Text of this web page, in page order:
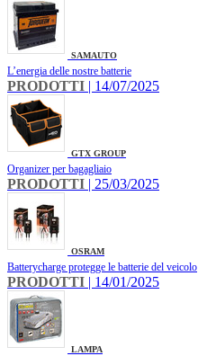
SAMAUTO
L’energia delle nostre batterie
PRODOTTI | 14/07/2025
GTX GROUP
Organizer per bagagliaio
PRODOTTI | 25/03/2025
OSRAM
Batterycharge protegge le batterie del veicolo
PRODOTTI | 14/01/2025
LAMPA